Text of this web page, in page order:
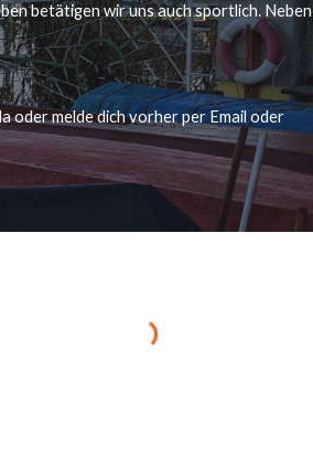
betätigen wir uns auch sportlich. Neben
oder melde dich vorher per Email oder